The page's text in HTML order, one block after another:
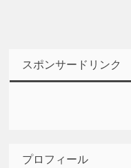
スポンサードリンク
プロフィール